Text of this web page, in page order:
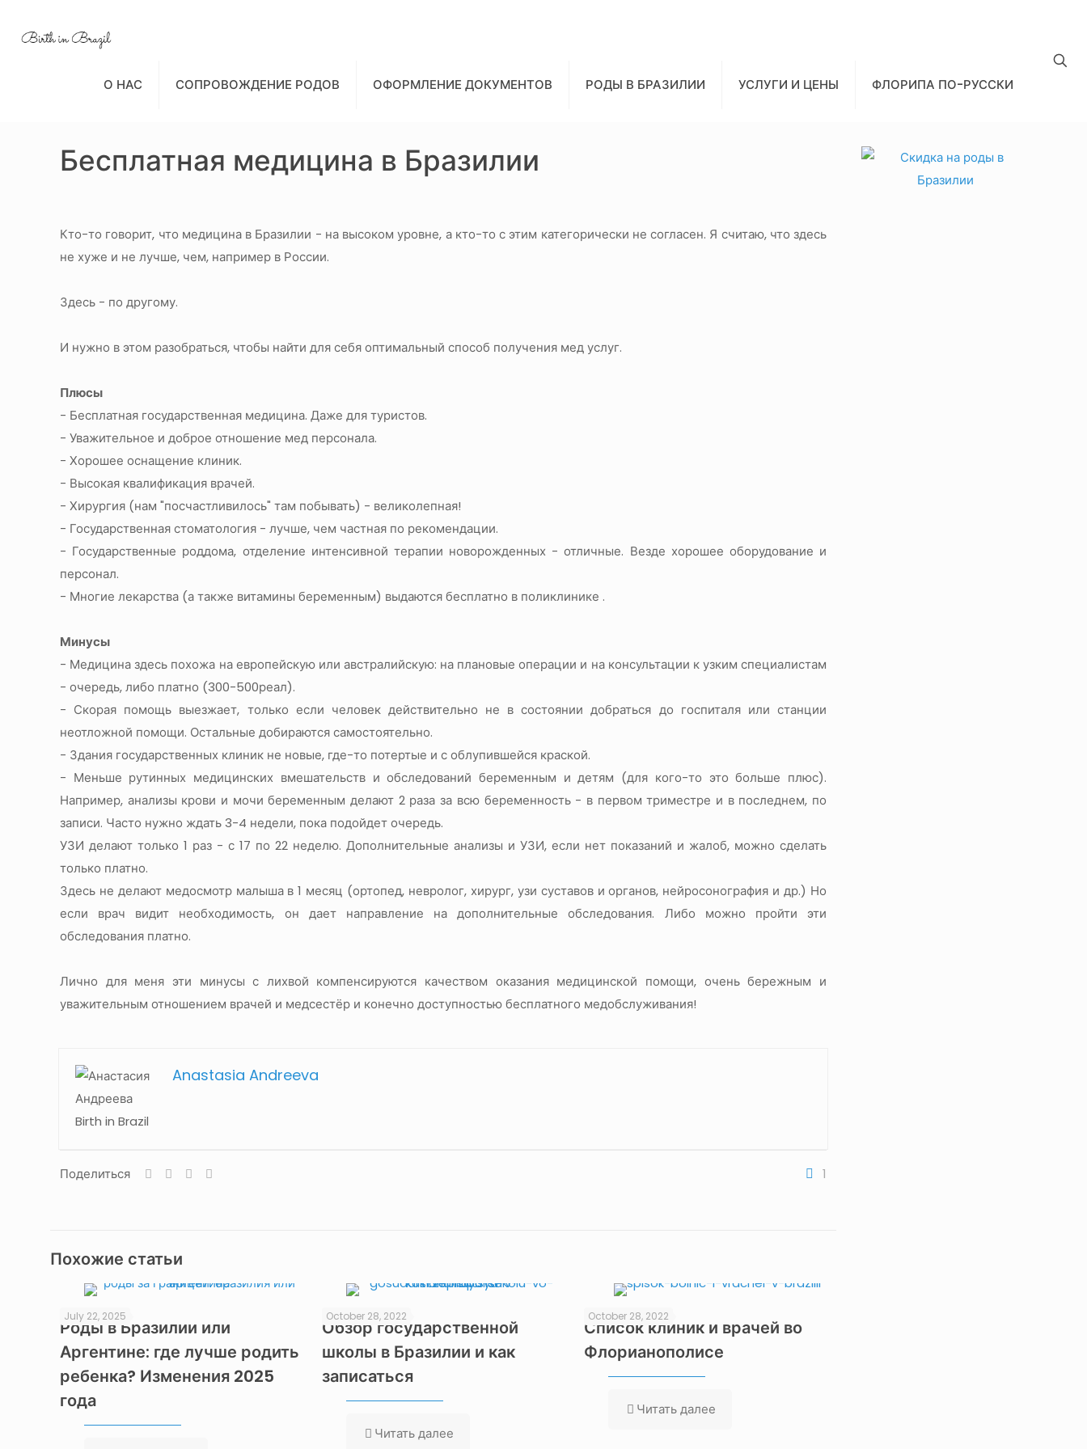
О НАС СОПРОВОЖДЕНИЕ РОДОВ ОФОРМЛЕНИЕ ДОКУМЕНТОВ РОДЫ В БРАЗИЛИИ УСЛУГИ И ЦЕНЫ ФЛОРИПА ПО-РУССКИ
Бесплатная медицина в Бразилии
Кто-то говорит, что медицина в Бразилии - на высоком уровне, а кто-то с этим категорически не согласен. Я считаю, что здесь
не хуже и не лучше, чем, например в России.
Здесь - по другому.
И нужно в этом разобраться, чтобы найти для себя оптимальный способ получения мед услуг.
Плюсы
- Бесплатная государственная медицина. Даже для туристов.
- Уважительное и доброе отношение мед персонала.
- Хорошее оснащение клиник.
- Высокая квалификация врачей.
- Хирургия (нам "посчастливилось" там побывать) - великолепная!
- Государственная стоматология - лучше, чем частная по рекомендации.
- Государственные роддома, отделение интенсивной терапии новорожденных - отличные. Везде хорошее оборудование и
персонал.
- Многие лекарства (а также витамины беременным) выдаются бесплатно в поликлинике .
Минусы
- Медицина здесь похожа на европейскую или австралийскую: на плановые операции и на консультации к узким специалистам
- очередь, либо платно (300-500реал).
- Скорая помощь выезжает, только если человек действительно не в состоянии добраться до госпиталя или станции
неотложной помощи. Остальные добираются самостоятельно.
- Здания государственных клиник не новые, где-то потертые и с облупившейся краской.
- Меньше рутинных медицинских вмешательств и обследований беременным и детям (для кого-то это больше плюс).
Например, анализы крови и мочи беременным делают 2 раза за всю беременность - в первом триместре и в последнем, по
записи. Часто нужно ждать 3-4 недели, пока подойдет очередь.
УЗИ делают только 1 раз - с 17 по 22 неделю. Дополнительные анализы и УЗИ, если нет показаний и жалоб, можно сделать
только платно.
Здесь не делают медосмотр малыша в 1 месяц (ортопед, невролог, хирург, узи суставов и органов, нейросонография и др.) Но
если врач видит необходимость, он дает направление на дополнительные обследования. Либо можно пройти эти
обследования платно.
Лично для меня эти минусы с лихвой компенсируются качеством оказания медицинской помощи, очень бережным и
уважительным отношением врачей и медсестёр и конечно доступностью бесплатного медобслуживания!
Anastasia Andreeva
Поделиться 1
Похожие статьи
July 22, 2025
Роды в Бразилии или
Аргентине: где лучше родить
ребенка? Изменения 2025
года
October 28, 2022
Обзор государственной
школы в Бразилии и как
записаться
Читать далее
October 28, 2022
Список клиник и врачей во
Флорианополисе
Читать далее